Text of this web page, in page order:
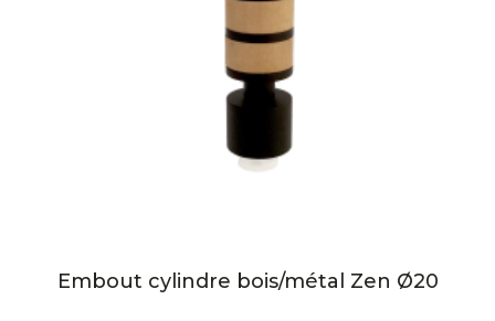
Embout cylindre bois/métal Zen Ø20